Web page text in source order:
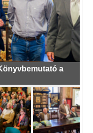
a